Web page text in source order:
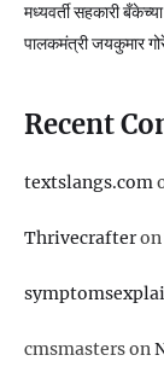
मध्यवर्ती सहकारी
पालकमंत्री जयकुमार
Recent
textslangs.com
Thrivecrafteron
cmsmasterson